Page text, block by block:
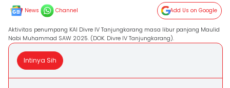
News Channel Add Us on Google
Aktivitas penumpang KAI Divre IV Tanjungkarang masa libur panjang Maulid
Nabi Muhammad SAW 2025. (DOK. Divre IV Tanjungkarang).
Intinya Sih